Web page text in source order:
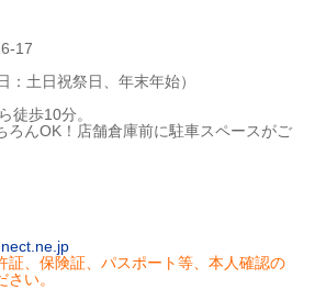
17
土日祝祭日、年末年始）
徒歩10分。
んOK！店舗倉庫前に駐車スペースがご
、保険証、パスポート等、本人確認の
い。